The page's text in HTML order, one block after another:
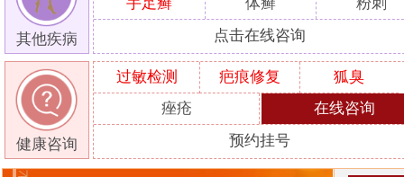
其他疾病 点击在线咨询
健康咨询
过敏检测 疤痕修复
狐臭
痤疮
在线咨询
预约挂号